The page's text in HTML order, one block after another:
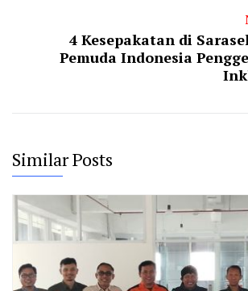
4 Kesepakatan di
Pemuda Indonesia
Similar Posts